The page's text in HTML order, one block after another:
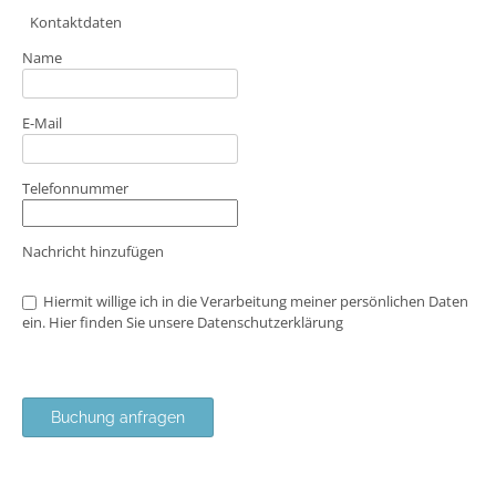
Kontaktdaten
Name
E-Mail
Telefonnummer
Nachricht hinzufügen
ein. Hier finden Sie unsere Datenschutzerklärung
Buchung anfragen